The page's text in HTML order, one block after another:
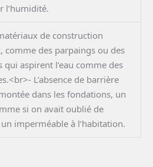
l’humidité.
de construction
comme des parpaings ou des
qui aspirent l’eau comme des
L’absence de barrière
dans les fondations, un
si on avait oublié de
imperméable à l’habitation.